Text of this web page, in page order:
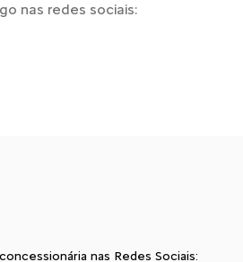
nas redes sociais:
nas Redes Sociais: